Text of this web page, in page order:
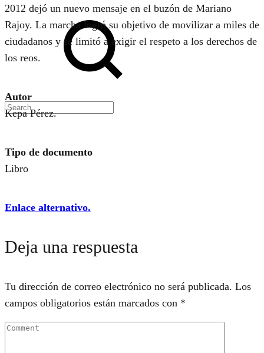
Search
2012 dejó un nuevo mensaje en el buzón de Mariano
Rajoy. La marcha logró su objetivo de movilizar a miles de
ciudadanos y se limitó a exigir el respeto a los derechos de
los reos.
Autor
Kepa Pérez.
Tipo de documento
Libro
Enlace alternativo.
Deja una respuesta
Tu dirección de correo electrónico no será publicada. Los
campos obligatorios están marcados con *